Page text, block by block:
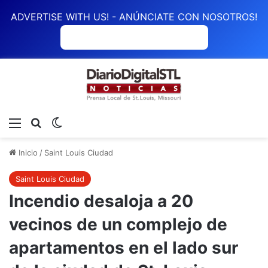
ADVERTISE WITH US! - ANÚNCIATE CON NOSOTROS!
Menú Buscar
Inicio / Saint Louis Ciudad
Saint Louis Ciudad
Incendio desaloja a 20
vecinos de un complejo de
apartamentos en el lado sur